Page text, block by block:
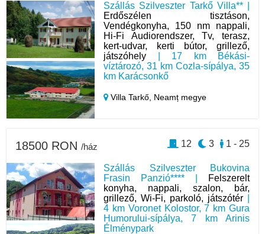
Szállás Szilveszter Tarkő Villa** |
Erdőszélen tisztáson,
Vendégkonyha, 150 nm nappali,
Hi-Fi Audiorendszer, Tv, terasz,
kert-udvar, kerti bútor, grillező,
játszóhely | 17 km Békási-
víztározó, 31 km Cozla-sípálya, 35
km Karácsonkő
Villa Tarkő, Neamț megye
Szállás Szilveszter Bukovina
Frasin Panzió**** |
Felszerelt
konyha, nappali, szalon, bár,
grillező, Wi-Fi, parkoló, játszótér
4 km Voronet Kolostor, 7 km Gura
Humorului-sípálya, 7 km Arinis
Élménypark
18500 RON /ház 1 - 25
3
12